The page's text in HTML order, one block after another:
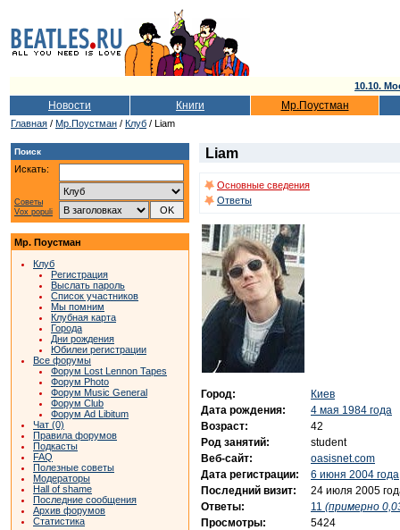
10.10.
Новости Книги Мр.Поустман
Главная / Мр.Поустман / Клуб / Liam
Поиск
Искать:
Советы
Vox populi
Мр. Поустман
Клуб
Регистрация
Выслать пароль
Список участников
Мы помним
Клубная карта
Города
Дни рождения
Юбилеи регистрации
Все форумы
Форум Lost Lennon Tapes
Форум Photo
Форум Music General
Форум Club
Форум Ad Libitum
Чат (0)
Правила форумов
Подкасты
FAQ
Полезные советы
Модераторы
Hall of shame
Последние сообщения
Архив форумов
Статистика
Liam
Основные сведения
Ответы
Город:
Киев
Дата рождения:
4 мая 1984 года
Возраст:
42
Род занятий:
student
Веб-сайт:
oasisnet.com
Дата регистрации:
6 июня 2004 года
Последний визит:
24 июля 2005
Ответы:
11 (примерно
Просмотры:
5424